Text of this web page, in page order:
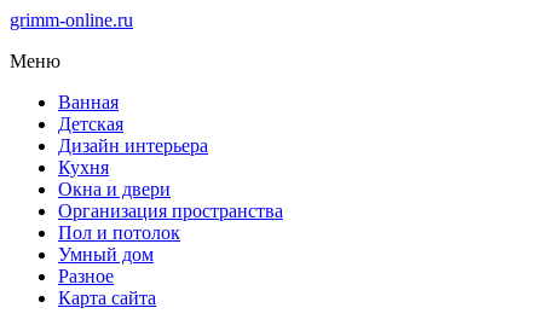
grimm-online.ru
Меню
Ванная
Детская
Дизайн интерьера
Кухня
Окна и двери
Организация пространства
Пол и потолок
Умный дом
Разное
Карта сайта